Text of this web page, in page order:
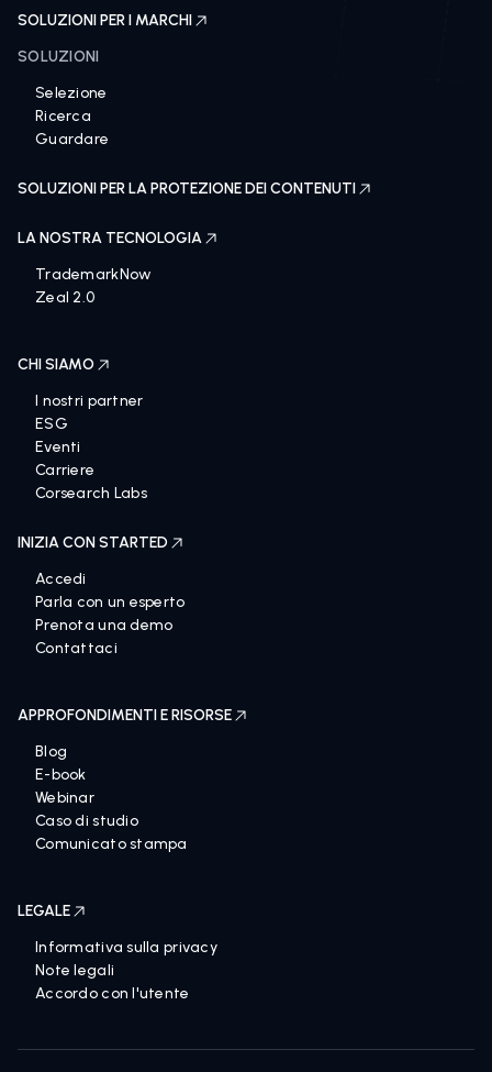
SOLUZIONI PER I MARCHI
SOLUZIONI
Selezione
Ricerca
Guardare
SOLUZIONI PER LA PROTEZIONE DEI CONTENUTI
LA NOSTRA TECNOLOGIA
TrademarkNow
Zeal 2.0
CHI SIAMO
I nostri partner
ESG
Eventi
Carriere
Corsearch Labs
INIZIA CON STARTED
Accedi
Parla con un esperto
Prenota una demo
Contattaci
APPROFONDIMENTI E RISORSE
Blog
E-book
Webinar
Caso di studio
Comunicato stampa
LEGALE
Informativa sulla privacy
Note legali
Accordo con l'utente